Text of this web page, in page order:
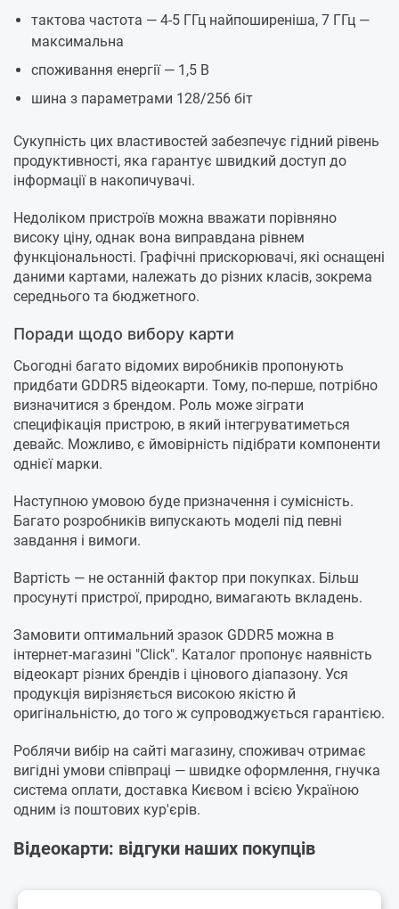
тактова частота — 4-5 ГГц найпоширеніша, 7 ГГц —
максимальна
споживання енергії — 1,5 В
шина з параметрами 128/256 біт
Сукупність цих властивостей забезпечує гідний рівень
продуктивності, яка гарантує швидкий доступ до
інформації в накопичувачі.
Недоліком пристроїв можна вважати порівняно
високу ціну, однак вона виправдана рівнем
функціональності. Графічні прискорювачі, які оснащені
даними картами, належать до різних класів, зокрема
середнього та бюджетного.
Поради щодо вибору карти
Сьогодні багато відомих виробників пропонують
придбати GDDR5 відеокарти. Тому, по-перше, потрібно
визначитися з брендом. Роль може зіграти
специфікація пристрою, в який інтегруватиметься
девайс. Можливо, є ймовірність підібрати компоненти
однієї марки.
Наступною умовою буде призначення і сумісність.
Багато розробників випускають моделі під певні
завдання і вимоги.
Вартість — не останній фактор при покупках. Більш
просунуті пристрої, природно, вимагають вкладень.
Замовити оптимальний зразок GDDR5 можна в
інтернет-магазині "Click". Каталог пропонує наявність
відеокарт різних брендів і цінового діапазону. Уся
продукція вирізняється високою якістю й
оригінальністю, до того ж супроводжується гарантією.
Роблячи вибір на сайті магазину, споживач отримає
вигідні умови співпраці — швидке оформлення, гнучка
система оплати, доставка Києвом і всією Україною
одним із поштових кур'єрів.
Відеокарти: відгуки наших покупців